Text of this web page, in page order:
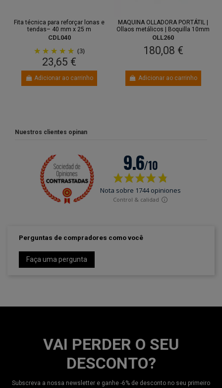
Fita técnica para reforçar lonas e
tendas– 40 mm x 25 m
CDL040
(3)
23,65 €
Adicionar ao carrinho
MAQUINA OLLADORA PORTÁTIL |
Ollaos metálicos | Boquilla 10mm
OLL260
180,08 €
Adicionar ao carrinho
Nuestros clientes opinan
Perguntas de compradores como você
Faça uma pergunta
VAI PERDER O SEU
DESCONTO?
Subscreva a nossa newsletter e ganhe -6% de desconto no seu primeiro